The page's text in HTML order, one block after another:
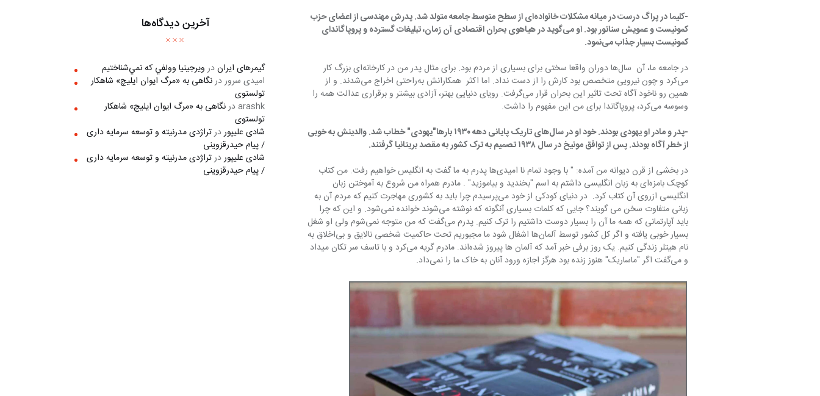
-کلیما در پراگ درست در میانه مشکلات خانواده‌ای از سطح متوسط جامعه متولد شد. پدرش مهندسی از اعضای حزب
کمونیست و عمویش سناتور بود. او می‌گوید در هیاهوی بحران اقتصادی آن زمان، تبلیغات گسترده و پروپاگاندای
کمونیست بسیار جذاب می‌نمود.
در جامعه ما، آن  سال‌ها دوران واقعا سختی برای بسیاری از مردم بود. برای مثال پدر من در کارخانه‌ای بزرگ کار
می‌کرد و چون نیرویی متخصص بود کارش را از دست نداد. اما اکثر  همکارانش به‌راحتی اخراج می‌شدند. و از
همین رو ناخود آگاه تحت تاثیر این بحران قرار می‌گرفت. رویای دنیایی بهتر، آزادی بیشتر و برقراری عدالت همه را
وسوسه می‌کرد، پروپاگاندا برای من این مفهوم را داشت.
-پدر و مادر او یهودی بودند. خود او در سال‌های تاریک پایانی دهه ۱۹۳۰ بارها"یهودی" خطاب شد. والدینش به خوبی
از خطر آگاه بودند. پس از توافق مونیخ در سال ۱۹۳۸ تصمیم به ترک کشور به مقصد بریتانیا گرفتند.
در بخشی از قرن دیوانه من آمده: " با وجود تمام نا امیدی‌ها پدرم به ما گفت به انگلیس خواهیم رفت. من کتاب
کوچک بامزه‌ای به زبان انگلیسی داشتم به اسم "بخندید و بیاموزید" . مادرم همراه من شروع به آموختن زبان
انگلیسی ازروی آن کتاب کرد.  در دنیای کودکی از خود می‌پرسیدم چرا باید به کشوری مهاجرت کنیم که مردم آن به
زبانی متفاوت سخن می گویند؟ جایی که کلمات بسیاری آنگونه که نوشته می‌شوند خوانده نمی‌شود. و این که چرا
باید آپارتمانی که همه ما آن را بسیار دوست داشتیم را ترک کنیم. پدرم می‌گفت که من متوجه نمی‌شوم ولی او شغل
بسیار خوبی یافته و اگر کل کشور توسط آلمان‌ها اشغال شود ما مجبوریم تحت حاکمیت شخصی نالایق و بی‌اخلاق به
نام هیتلر زندگی کنیم. یک روز برفی خبر آمد که آلمان ها پیروز شده‌‌اند. مادرم گریه می‌کرد و با تاسف سر تکان میداد
و می‌گفت اگر "ماساریک" هنوز زنده بود هرگز اجازه ورود آنان به خاک ما را نمی‌داد.
آخرین دیدگاه‌ها
گیمرهای ایراندر ويرجينيا وولفي كه نمي‌شناختيم
امیدی سروردرنگاهی به «مرگ ايوان ايليچ» شاهکار
تولستوی
arashkدرنگاهی به «مرگ ايوان ايليچ» شاهکار
تولستوی
شادی علیپوردرتراژدی مدرنیته و توسعه سرمایه داری
/ پیام حیدرقزوینی
شادی علیپوردرتراژدی مدرنیته و توسعه سرمایه داری
/ پیام حیدرقزوینی